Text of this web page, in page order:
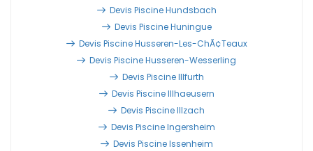
Devis Piscine Hundsbach
Devis Piscine Huningue
Devis Piscine Husseren-Les-ChÃ¢teaux
Devis Piscine Husseren-Wesserling
Devis Piscine Illfurth
Devis Piscine Illhaeusern
Devis Piscine Illzach
Devis Piscine Ingersheim
Devis Piscine Issenheim